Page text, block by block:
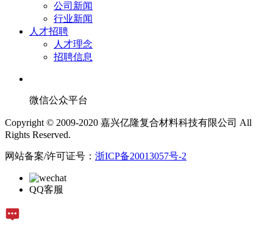
公司新闻
行业新闻
人才招聘
人才理念
招聘信息
微信公众平台
Copyright © 2009-2020 嘉兴亿隆复合材料科技有限公司 All
Rights Reserved.
网站备案/许可证号： 浙ICP备20013057号-2
QQ客服